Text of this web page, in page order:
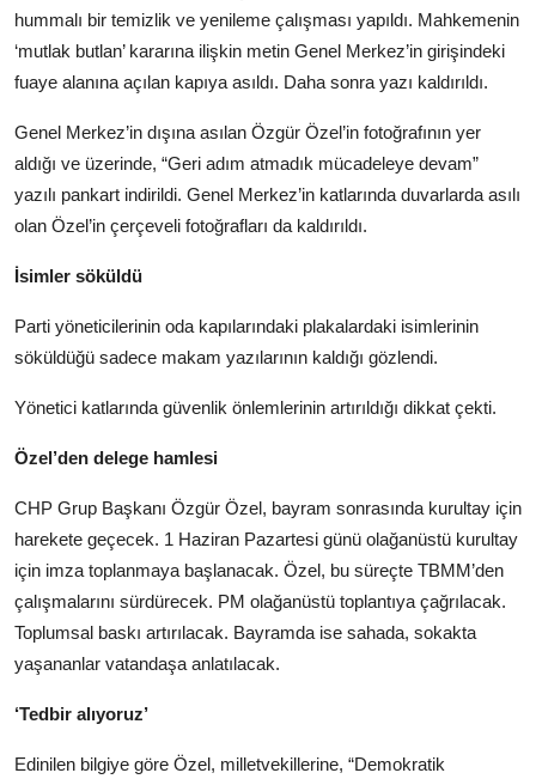
hummalı bir temizlik ve yenileme çalışması yapıldı. Mahkemenin
‘mutlak butlan’ kararına ilişkin metin Genel Merkez’in girişindeki
fuaye alanına açılan kapıya asıldı. Daha sonra yazı kaldırıldı.
Genel Merkez’in dışına asılan Özgür Özel’in fotoğrafının yer
aldığı ve üzerinde, “Geri adım atmadık mücadeleye devam”
yazılı pankart indirildi. Genel Merkez’in katlarında duvarlarda asılı
olan Özel’in çerçeveli fotoğrafları da kaldırıldı.
İsimler söküldü
Parti yöneticilerinin oda kapılarındaki plakalardaki isimlerinin
söküldüğü sadece makam yazılarının kaldığı gözlendi.
Yönetici katlarında güvenlik önlemlerinin artırıldığı dikkat çekti.
Özel’den delege hamlesi
CHP Grup Başkanı Özgür Özel, bayram sonrasında kurultay için
harekete geçecek. 1 Haziran Pazartesi günü olağanüstü kurultay
için imza toplanmaya başlanacak. Özel, bu süreçte TBMM’den
çalışmalarını sürdürecek. PM olağanüstü toplantıya çağrılacak.
Toplumsal baskı artırılacak. Bayramda ise sahada, sokakta
yaşananlar vatandaşa anlatılacak.
‘Tedbir alıyoruz’
Edinilen bilgiye göre Özel, milletvekillerine, “Demokratik